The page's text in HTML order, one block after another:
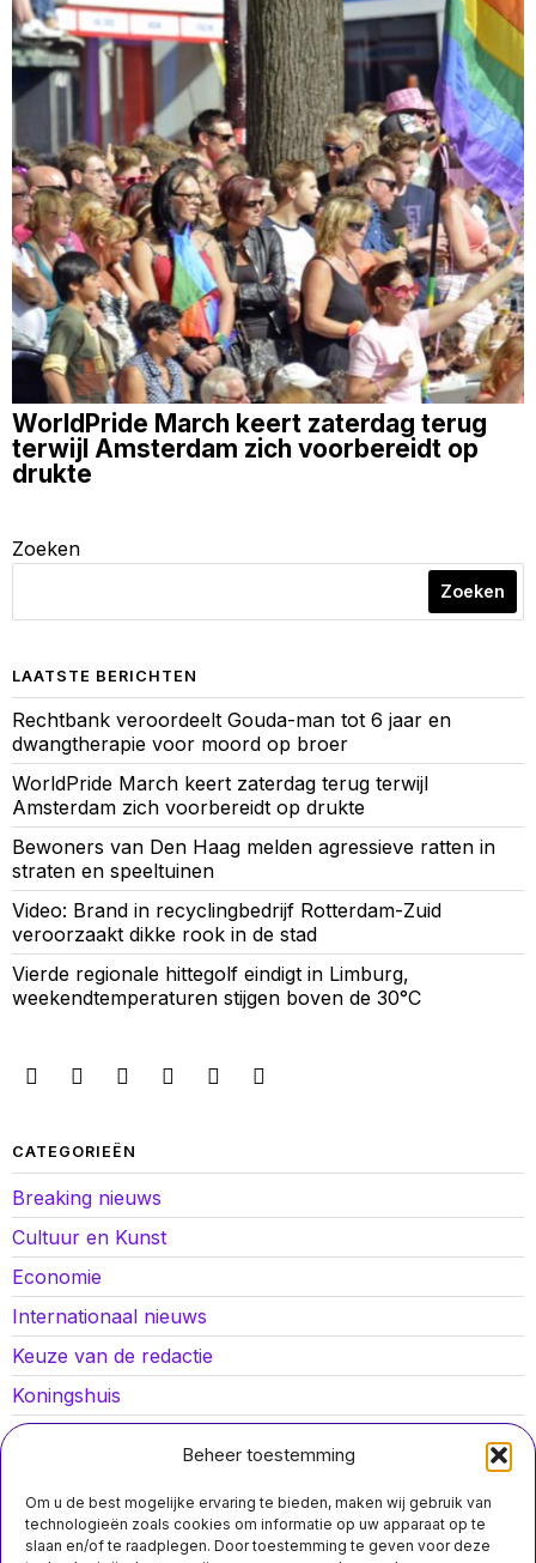
Beheer toestemming
Om u de best mogelijke ervaring te bieden, maken wij gebruik van
technologieën zoals cookies om informatie op uw apparaat op te
slaan en/of te raadplegen. Door toestemming te geven voor deze
WorldPride March keert zaterdag terug
terwijl Amsterdam zich voorbereidt op
drukte
Zoeken
Zoeken
LAATSTE BERICHTEN
Rechtbank veroordeelt Gouda-man tot 6 jaar en
dwangtherapie voor moord op broer
WorldPride March keert zaterdag terug terwijl
Amsterdam zich voorbereidt op drukte
Bewoners van Den Haag melden agressieve ratten in
straten en speeltuinen
Video: Brand in recyclingbedrijf Rotterdam-Zuid
veroorzaakt dikke rook in de stad
Vierde regionale hittegolf eindigt in Limburg,
weekendtemperaturen stijgen boven de 30°C
CATEGORIEËN
Breaking nieuws
Cultuur en Kunst
Economie
Internationaal nieuws
Keuze van de redactie
Koningshuis
Lokaal nieuws
Opinies
Politiek